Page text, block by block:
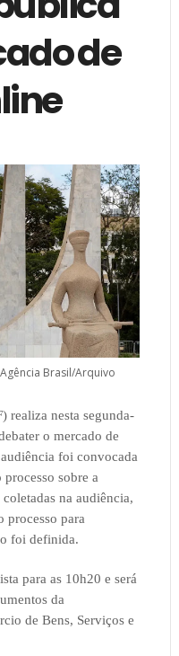
de
Brasil/Arquivo
realiza nesta segunda-
o mercado de
foi convocada
sobre a
na audiência,
processo para
foi definida.
para as 10h20 e será
da
de Bens, Serviços e